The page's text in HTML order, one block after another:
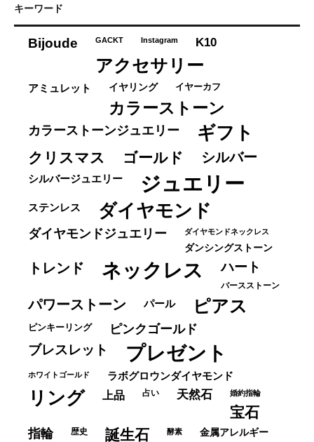
ゴ
キーワード
Bijoude GACKT Instagram K10
アクセサリー
アミュレット イヤリング イヤーカフ
カラーストーン
カラーストーンジュエリー ギフト
クリスマス ゴールド シルバー
シルバージュエリー ジュエリー
ステンレス ダイヤモンド
ダイヤモンドジュエリー ダイヤモンドネックレス
ダンシングストーン
トレンド ネックレス ハート
バースストーン
パワーストーン パール ピアス
ピンキーリング ピンクゴールド
ブレスレット プレゼント
ホワイトゴールド ラボグロウンダイヤモンド
リング 上品 占い 天然石 婚約指輪
宝石
指輪 歴史 誕生石 酵素 金属アレルギー